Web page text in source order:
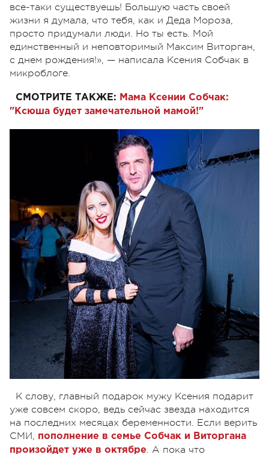
все-таки существуешь! Большую часть своей
жизни я думала, что тебя, как и Деда Мороза,
просто придумали люди. Но ты есть. Мой
единственный и неповторимый Максим Виторган,
c днем рождения!», — написала Ксения Собчак в
микроблоге.
СМОТРИТЕ ТАКЖЕ: Мама Ксении Собчак:
"Ксюша будет замечательной мамой!"
К слову, главный подарок мужу Ксения подарит
уже совсем скоро, ведь сейчас звезда находится
на последних месяцах беременности. Если верить
СМИ, пополнение в семье Собчак и Виторгана
произойдет уже в октябре. А пока что